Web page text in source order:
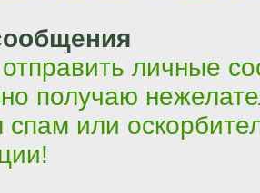
личные
получаю
или